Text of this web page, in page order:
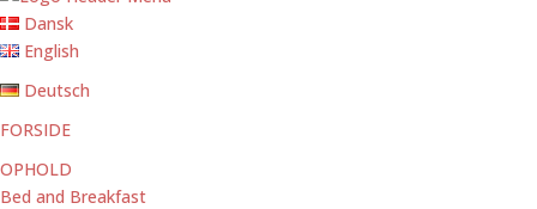
Dansk
English
Deutsch
FORSIDE
OPHOLD
Bed and Breakfast